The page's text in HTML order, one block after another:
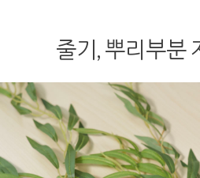
줄기, 뿌리부분